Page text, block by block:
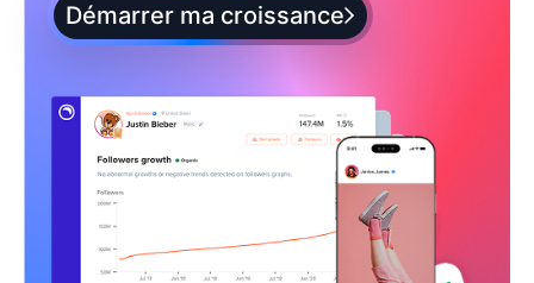
Démarrer ma croissance